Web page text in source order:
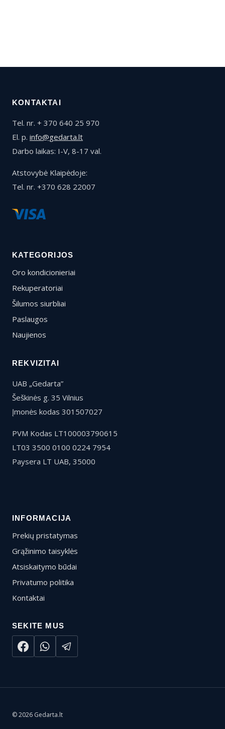
KONTAKTAI
Tel. nr. + 370 640 25 970
El. p. info@gedarta.lt
Darbo laikas: I-V, 8-17 val.
Atstovybė Klaipėdoje:
Tel. nr. +370 628 22007
KATEGORIJOS
Oro kondicionieriai
Rekuperatoriai
Šilumos siurbliai
Paslaugos
Naujienos
REKVIZITAI
UAB „Gedarta”
Šeškinės g. 35 Vilnius
Įmonės kodas 301507027
PVM Kodas LT100003790615
LT03 3500 0100 0224 7954
Paysera LT UAB, 35000
INFORMACIJA
Prekių pristatymas
Grąžinimo taisyklės
Atsiskaitymo būdai
Privatumo politika
Kontaktai
SEKITE MUS
© 2026 Gedarta.lt